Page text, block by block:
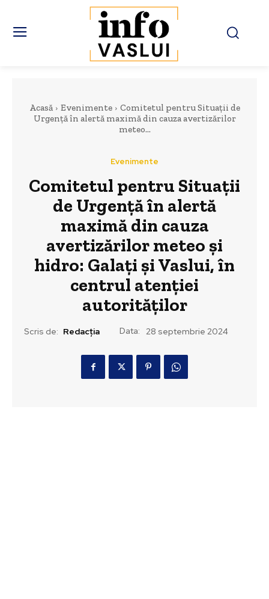
Acasă Evenimente
Comitetul pentru Situații de
Urgență în alertă maximă din cauza avertizărilor
meteo...
Evenimente
Comitetul pentru Situații
de Urgență în alertă
maximă din cauza
avertizărilor meteo și
hidro: Galați și Vaslui, în
centrul atenției
autorităților
Scris de: Redacția Data: 28 septembrie 2024